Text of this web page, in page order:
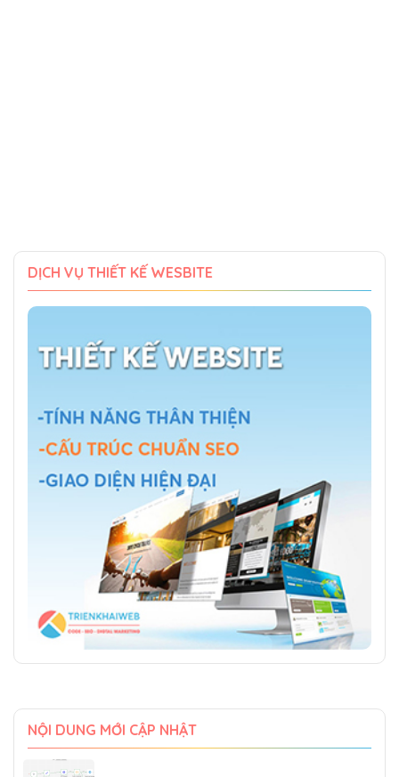
DỊCH VỤ THIẾT KẾ WESBITE
NỘI DUNG MỚI CẬP NHẬT